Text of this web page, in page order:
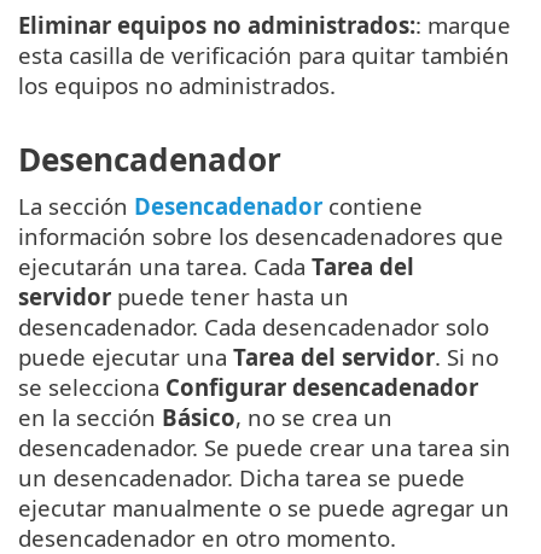
Eliminar equipos no administrados:: marque
esta casilla de verificación para quitar también
los equipos no administrados.
Desencadenador
La sección Desencadenador contiene
información sobre los desencadenadores que
ejecutarán una tarea. Cada Tarea del
servidor puede tener hasta un
desencadenador. Cada desencadenador solo
puede ejecutar una Tarea del servidor. Si no
se selecciona Configurar desencadenador
en la sección Básico, no se crea un
desencadenador. Se puede crear una tarea sin
un desencadenador. Dicha tarea se puede
ejecutar manualmente o se puede agregar un
desencadenador en otro momento.